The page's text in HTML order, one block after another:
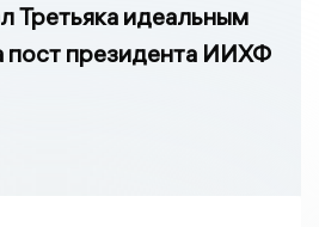
Третьяка идеальным
пост президента ИИХФ